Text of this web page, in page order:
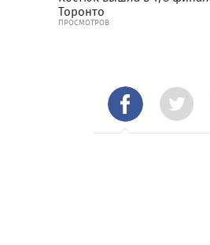
Торонто
ПРОСМОТРОВ